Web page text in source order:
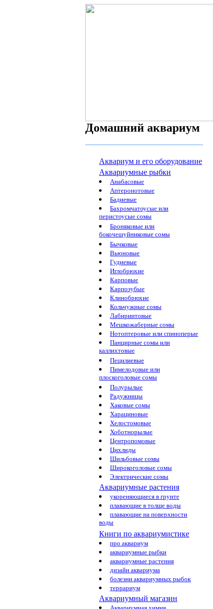
Домашний аквариум
Аквариум и его оборудование
Аквариумные рыбки
Анабасовые
Аптеронотовые
Бадиевые
Бахромчатоусые или
перистоусые сомы
Броняковые или
бокочешуйниковые сомы
Бычковые
Вьюновые
Гудиевые
Иглобрюхие
Карповые
Карпозубые
Клинобрюхие
Кольчужные сомы
Лабиринтовые
Мешкожаберные сомы
Нотоптеровые или спиноперые
Панцирные сомы или
каллихтовые
Пецилиевые
Пимелодовые или
плоскоголовые сомы
Полурылые
Радужницы
Хаковые сомы
Харациновые
Хелостомовые
Хоботнорылые
Центропомовые
Цихлиды
Шильбовые сомы
Широкоголовые сомы
Электрические сомы
Аквариумные растения
укореняющиеся в грунте
плавающие в толще воды
плавающие на поверхности
воды
Книги по аквариумистике
про аквариум
аквариумные рыбки
аквариумные растения
дизайн аквариума
болезни аквариумных рыбок
террариум
Аквариумный магазин